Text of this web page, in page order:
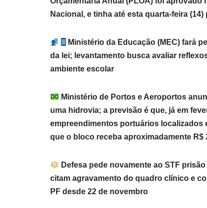
Nacional, e tinha até esta quarta-feira
Ministério da Educação (MEC) fará
da lei; levantamento busca avaliar
ambiente escolar
Ministério de Portos e Aeroportos
uma hidrovia; a previsão é que, já em
empreendimentos portuários localizados
que o bloco receba aproximadamente
Defesa pede novamente ao STF
citam agravamento do quadro clínico e
PF desde 22 de novembro